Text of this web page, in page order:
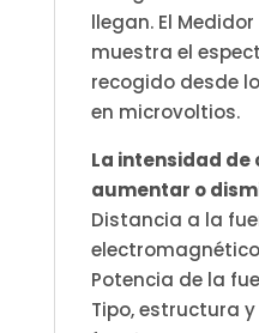
llegan. El
muestra el
recogido desde
en microvoltios.
La intensidad
aumentar o
Distancia a la
Potencia de la
Tipo, estructura